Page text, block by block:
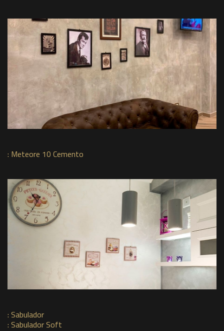
: Meteore 10 Cemento
: Sabulador
: Sabulador Soft